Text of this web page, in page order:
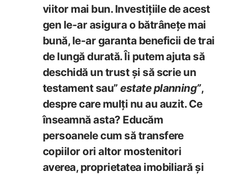
viitor mai bun. Investițiile de acest
gen le-ar asigura o bătrânețe mai
bună, le-ar garanta beneficii de trai
de lungă durată. Îi putem ajuta să
deschidă un trust și să scrie un
testament sau”estate planning”,
despre care mulți nu au auzit. Ce
înseamnă asta? Educăm
persoanele cum să transfere
copiilor ori altor mostenitori
averea, proprietatea imobiliară și